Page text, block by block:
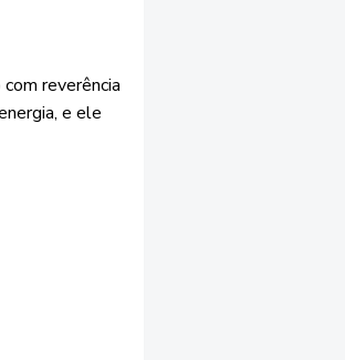
reverência
e ele